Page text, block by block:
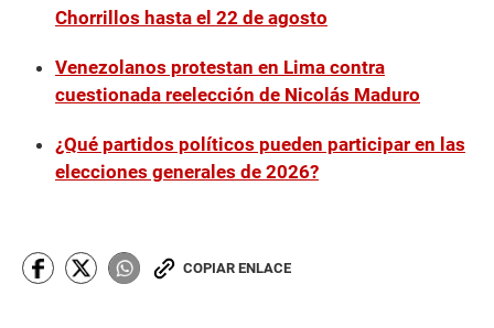
Chorrillos hasta el 22 de agosto
Venezolanos protestan en Lima contra
cuestionada reelección de Nicolás Maduro
¿Qué partidos políticos pueden participar en las
elecciones generales de 2026?
COPIAR ENLACE